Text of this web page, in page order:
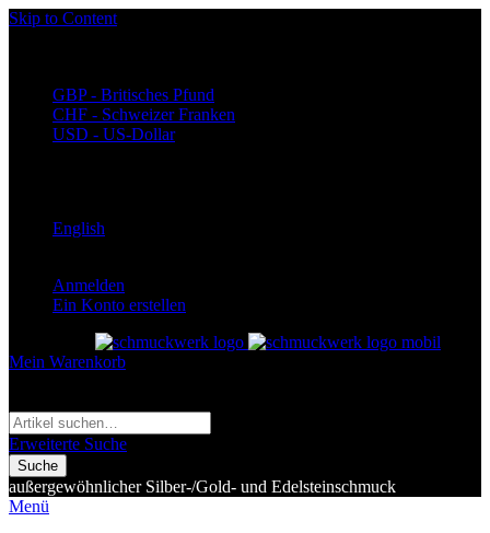
Skip to Content
GBP - Britisches Pfund
CHF - Schweizer Franken
USD - US-Dollar
English
Anmelden
Ein Konto erstellen
Mein Warenkorb
Erweiterte Suche
Suche
außergewöhnlicher Silber-/Gold- und Edelsteinschmuck
Menü